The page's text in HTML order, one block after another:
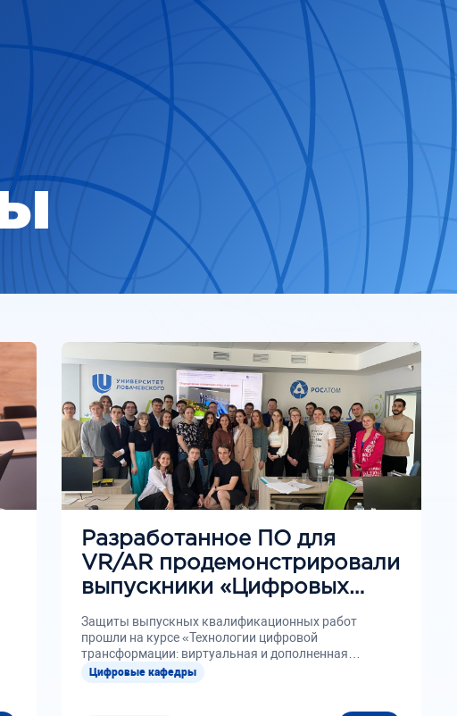
Разработанное ПО для
VR/AR продемонстрировали
выпускники «Цифровых
кафедр»
Защиты выпускных квалификационных работ
прошли на курсе «Технологии цифровой
трансформации: виртуальная и дополненная
реальность, 3d-моделирование, системы
Цифровые кафедры